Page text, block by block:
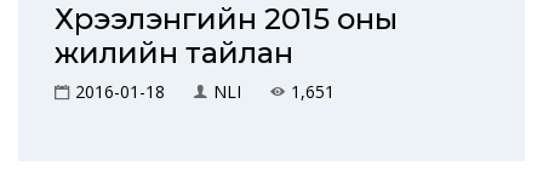
Хүрээлэнгийн 2015 оны
жилийн тайлан
2016-01-18 NLI 1,651